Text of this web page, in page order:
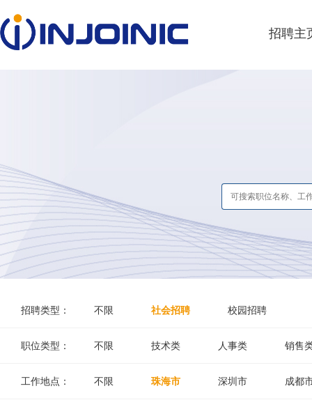
招聘主
招聘类型： 不限 社会招聘 校园招聘
职位类型： 不限 技术类 人事类 销售
工作地点： 不限 珠海市 深圳市 成都